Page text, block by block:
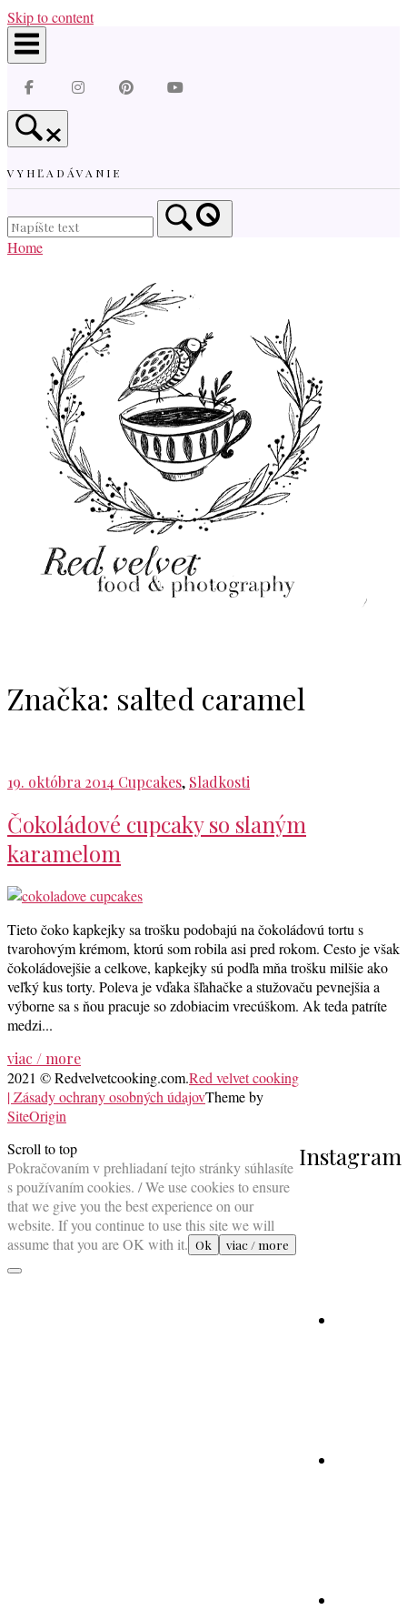
Skip to content
VYHĽADÁVANIE
Home
Značka: salted caramel
19. októbra 2014 Cupcakes, Sladkosti
Čokoládové cupcaky so slaným
karamelom
Tieto čoko kapkejky sa trošku podobajú na čokoládovú tortu s
tvarohovým krémom, ktorú som robila asi pred rokom. Cesto je však
čokoládovejšie a celkove, kapkejky sú podľa mňa trošku milšie ako
veľký kus torty. Poleva je vďaka šľahačke a stužovaču pevnejšia a
výborne sa s ňou pracuje so zdobiacim vrecúškom. Ak teda patríte
medzi...
viac / more
Instagram
2021 © Redvelvetcooking.com.Red velvet cooking
| Zásady ochrany osobných údajovTheme by
SiteOrigin
Scroll to top
Pokračovaním v prehliadaní tejto stránky súhlasíte
s používaním cookies. / We use cookies to ensure
that we give you the best experience on our
website. If you continue to use this site we will
assume that you are OK with it. Ok viac / more